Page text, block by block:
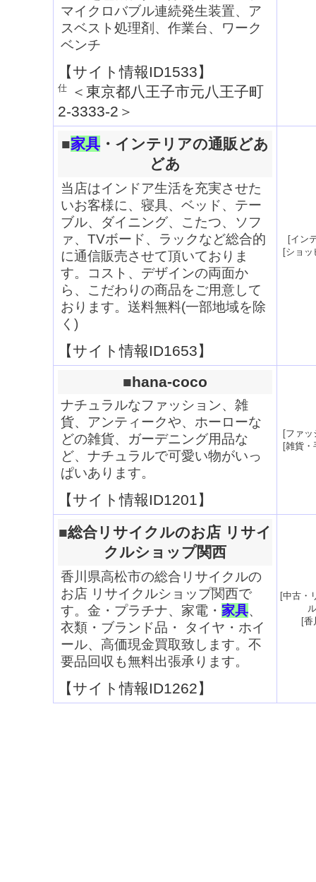
マイクロバブル連続発生装置、ア
スベスト処理剤、作業台、ワーク
ベンチ
【サイト情報ID1533】
＜ 東京都八王子市元八王子町
2-3333-2 ＞
■家具 ・インテリアの通販どあ
どあ
当店はインドア生活を充実させた
いお客様に、寝具、ベッド、テー
ブル、ダイニング、こたつ、ソフ
ァ、TVボード、ラックなど総合的
に通信販売させて頂いておりま
す。コスト、デザインの両面か
ら、こだわりの商品をご用意して
おります。送料無料(一部地域を除
く)
【サイト情報ID1653】
[イン
[ショッ
■hana-coco
ナチュラルなファッション、雑
貨、アンティークや、ホーローな
どの雑貨、ガーデニング用品な
ど、ナチュラルで可愛い物がいっ
ぱいあります。
【サイト情報ID1201】
[ファッ
[雑貨・
■総合リサイクルのお店 リサイ
クルショップ関西
香川県高松市の総合リサイクルの
お店 リサイクルショップ関西で
す。金・プラチナ、家電・ 家具、
衣類・ブランド品・ タイヤ・ホイ
ール、高価現金買取致します。不
要品回収も無料出張承ります。
【サイト情報ID1262】
[中古・
ル
[香